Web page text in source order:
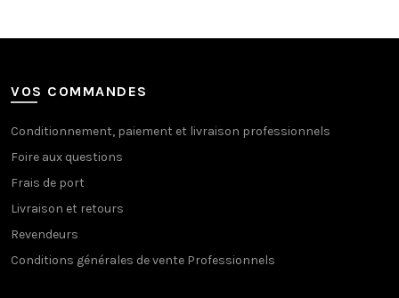
VOS COMMANDES
Conditionnement, paiement et livraison professionnels
Foire aux questions
Frais de port
Livraison et retours
Revendeurs
Conditions générales de vente Professionnels